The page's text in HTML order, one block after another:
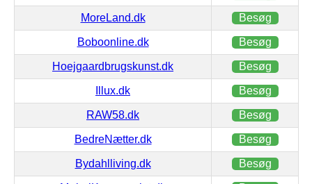
MoreLand.dk Besøg
Boboonline.dk Besøg
Hoejgaardbrugskunst.dk Besøg
Illux.dk Besøg
RAW58.dk Besøg
BedreNætter.dk Besøg
Bydahlliving.dk Besøg